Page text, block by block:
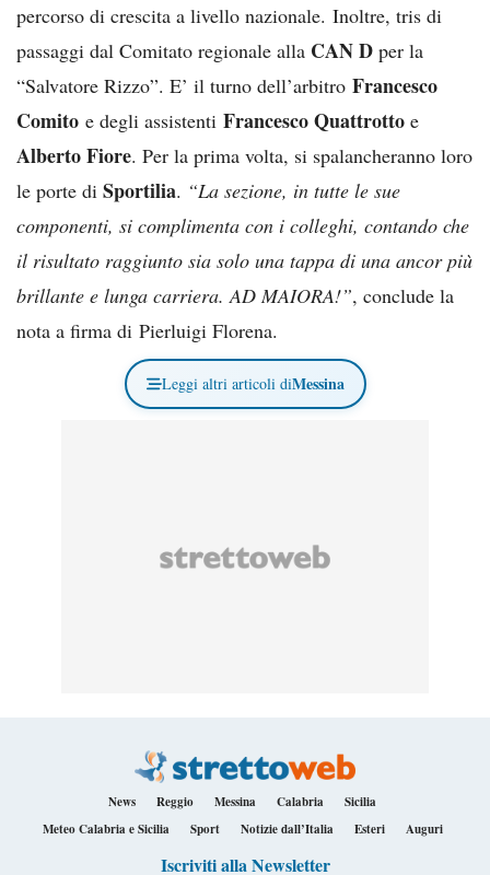
percorso di crescita a livello nazionale. Inoltre, tris di
passaggi dal Comitato regionale alla CAN D per la
“Salvatore Rizzo”. E’ il turno dell’arbitro Francesco
Comito e degli assistenti Francesco Quattrotto e
Alberto Fiore. Per la prima volta, si spalancheranno loro
le porte di Sportilia. “La sezione, in tutte le sue
componenti, si complimenta con i colleghi, contando che
il risultato raggiunto sia solo una tappa di una ancor più
brillante e lunga carriera. AD MAIORA!”, conclude la
nota a firma di Pierluigi Florena.
Leggi altri articoli diMessina
News Reggio Messina Calabria
Sicilia
Meteo Calabria e Sicilia
Sport Notizie dall’Italia Esteri Auguri
Iscriviti alla Newsletter